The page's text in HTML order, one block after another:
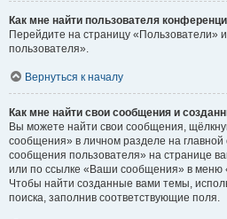
Как мне найти пользователя
Перейдите на страницу «Пользователи»
пользователя».
Вернуться к началу
Как мне найти свои сообщения и
Вы можете найти свои сообщения,
сообщения» в личном разделе на
сообщения пользователя» на странице
или по ссылке «Ваши сообщения» в меню
Чтобы найти созданные вами темы,
поиска, заполнив соответствующие поля.